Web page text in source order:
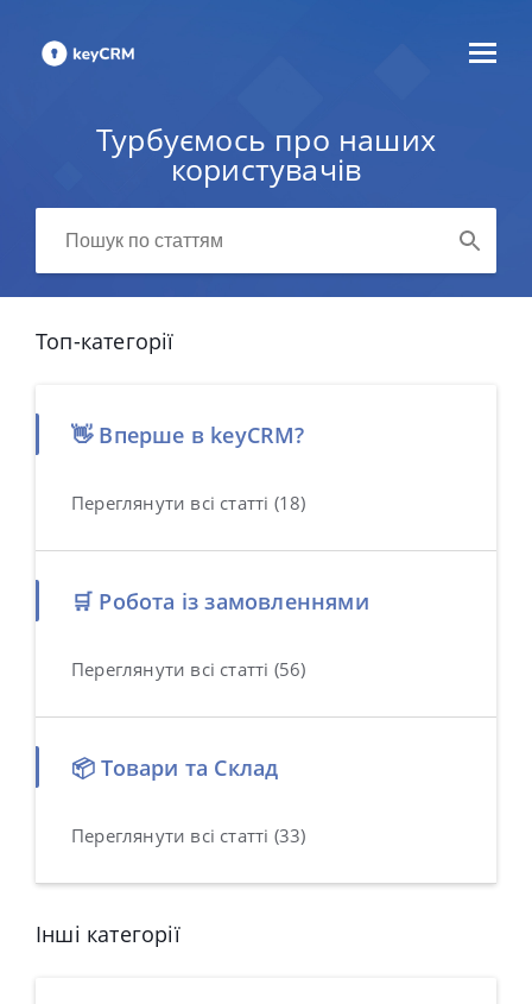
Турбуємось про наших
користувачів
Топ-категорії
👋 Вперше в keyCRM?
Переглянути всі статті (18)
🛒 Робота із замовленнями
Переглянути всі статті (56)
📦 Товари та Склад
Переглянути всі статті (33)
Інші категорії